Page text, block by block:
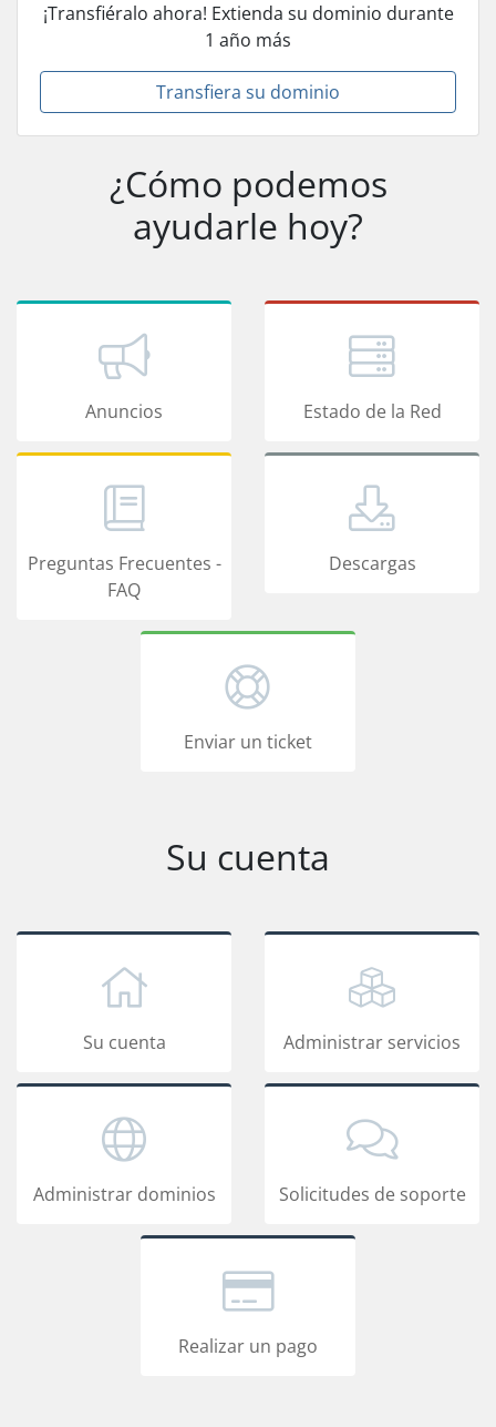
¡Transfiéralo ahora! Extienda su dominio durante
1 año más
Transfiera su dominio
¿Cómo podemos
ayudarle hoy?
Anuncios Estado de la Red
Preguntas Frecuentes -
FAQ
Descargas
Enviar un ticket
Su cuenta
Su cuenta Administrar servicios
Administrar dominios Solicitudes de soporte
Realizar un pago